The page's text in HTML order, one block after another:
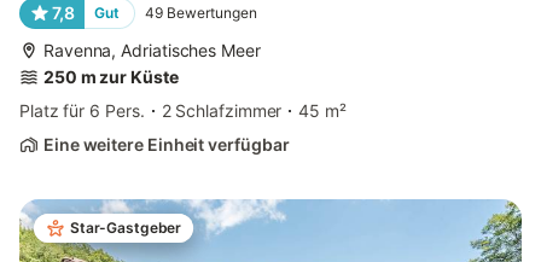
7,8 Gut 49 Bewertungen
Ravenna, Adriatisches Meer
250 m zur Küste
Platz für 6 Pers.
2 Schlafzimmer
45 m²
Eine weitere Einheit verfügbar
Star-Gastgeber